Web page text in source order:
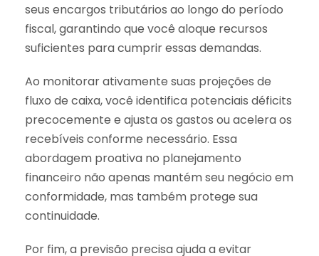
seus encargos tributários ao longo do período
fiscal, garantindo que você aloque recursos
suficientes para cumprir essas demandas.
Ao monitorar ativamente suas projeções de
fluxo de caixa, você identifica potenciais déficits
precocemente e ajusta os gastos ou acelera os
recebíveis conforme necessário. Essa
abordagem proativa no planejamento
financeiro não apenas mantém seu negócio em
conformidade, mas também protege sua
continuidade.
Por fim, a previsão precisa ajuda a evitar